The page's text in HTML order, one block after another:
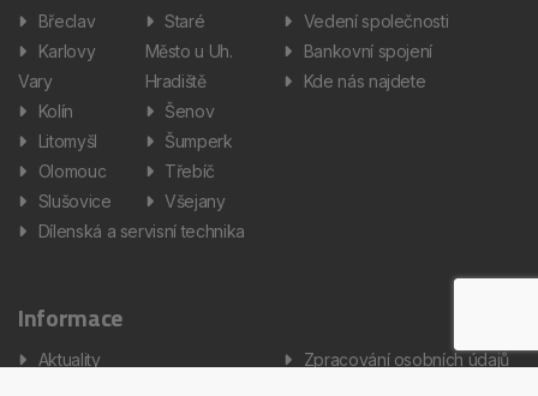
Břeclav
Karlovy
Vary
Kolín
Litomyšl
Olomouc
Slušovice
Staré
Město u Uh.
Hradiště
Šenov
Šumperk
Třebíč
Všejany
Dílenská a servisní technika
Vedení společnosti
Bankovní spojení
Kde nás najdete
Informace
Aktuality
Zpracování osobních údajů